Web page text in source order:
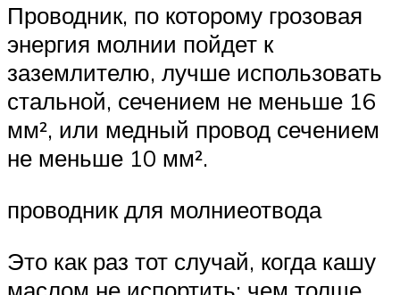
Проводник, по которому грозовая
энергия молнии пойдет к
заземлителю, лучше использовать
стальной, сечением не меньше 16
мм², или медный провод сечением
не меньше 10 мм².
проводник для молниеотвода
Это как раз тот случай, когда кашу
маслом не испортить: чем толще